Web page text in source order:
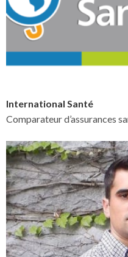
International Santé
Comparateur d’assurances